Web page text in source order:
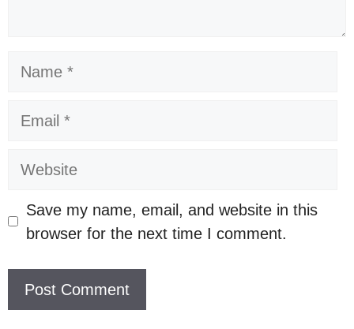
Name
Email
Website
Save my name, email, and website in this
browser for the next time I comment.